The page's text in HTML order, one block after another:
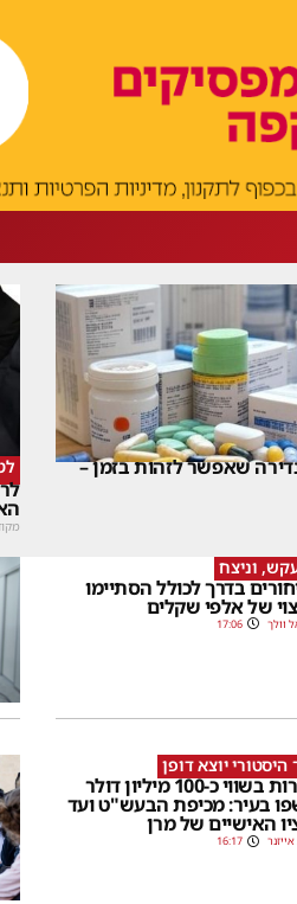
שאפשר לזהות בזמן –
וניצח
בדרך לכולל הסתיימו
של אלפי שקלים
וולך 17:06
היסטורי יוצא דופן
אוצרות בשווי כ-100 מיליון דולר
בעיר: מכיפת הבעש"ט ועד
האישיים של מרן
16:17